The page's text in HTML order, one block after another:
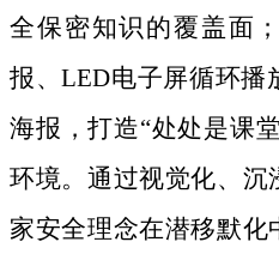
全保密知识的覆盖面
报、LED电子屏循环播
海报，打造“处处是课
环境。通过视觉化、沉
家安全理念在潜移默